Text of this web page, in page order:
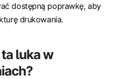
dostępną poprawkę, aby
drukowania.
luka w